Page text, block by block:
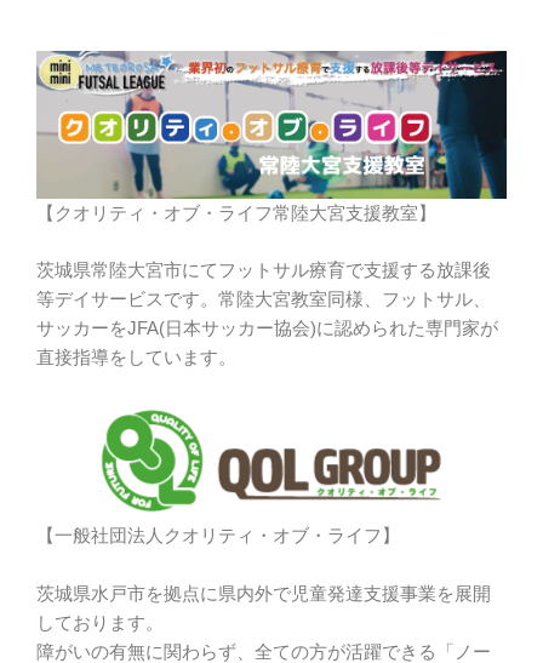
【クオリティ・オブ・ライフ常陸大宮支援教室】
茨城県常陸大宮市にてフットサル療育で支援する放課後
等デイサービスです。常陸大宮教室同様、フットサル、
サッカーをJFA(日本サッカー協会)に認められた専門家が
直接指導をしています。
【一般社団法人クオリティ・オブ・ライフ】
茨城県水戸市を拠点に県内外で児童発達支援事業を展開
しております。
障がいの有無に関わらず、全ての方が活躍できる「ノー